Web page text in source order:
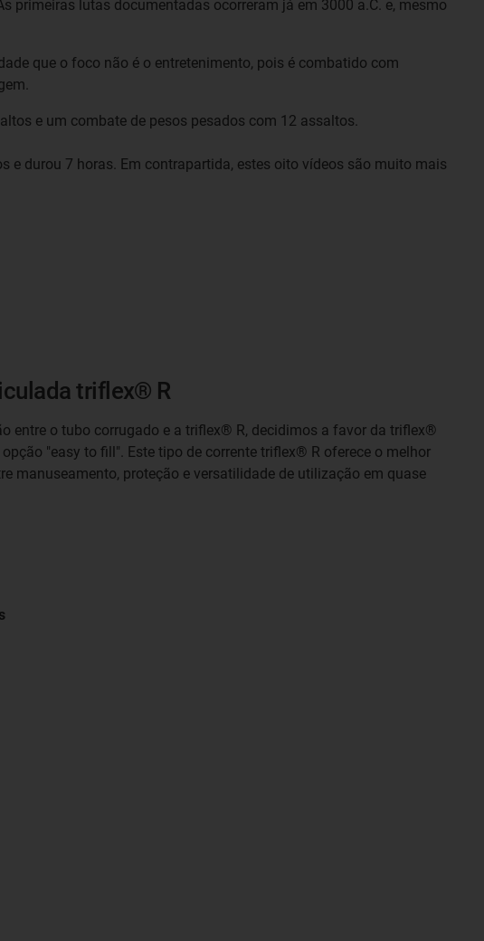
primeiras lutas documentadas ocorreram já em 3000 a.C. e, mesmo
que o foco não é o entretenimento, pois é combatido com
e um combate de pesos pesados com 12 assaltos.
durou 7 horas. Em contrapartida, estes oito vídeos são muito mais
triflex® R
entre o tubo corrugado e a triflex® R, decidimos a favor da triflex®
opção "easy to fill". Este tipo de corrente triflex® R oferece o melhor
manuseamento, proteção e versatilidade de utilização em quase